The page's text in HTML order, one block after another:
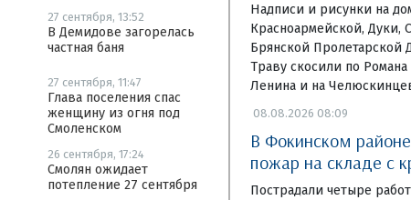
27 сентября, 13:52
В Демидове загорелась
частная баня
27 сентября, 11:47
Глава поселения спас
женщину из огня под
Смоленском
26 сентября, 17:24
Смолян ожидает
потепление 27 сентября
Надписи и рисунки на
Красноармейской, Дуки,
Брянской Пролетарской
Траву скосили по Романа
Ленина и на
08.08.2026 08:09
В Фокинском
пожар на складе с
Пострадали четыре